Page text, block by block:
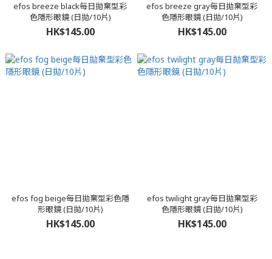
efos breeze black每日拋棄型彩
色隱形眼鏡 (日拋/10片)
HK$145.00
efos breeze gray每日拋棄型彩
色隱形眼鏡 (日拋/10片)
HK$145.00
efos fog beige每日拋棄型彩色隱
形眼鏡 (日拋/10片)
HK$145.00
efos twilight gray每日拋棄型彩
色隱形眼鏡 (日拋/10片)
HK$145.00